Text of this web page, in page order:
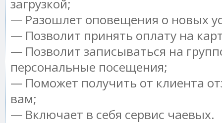
загрузкой;
— Разошлет оповещения о новых
— Позволит принять оплату на
— Позволит записываться на
персональные посещения;
— Поможет получить от клиента
вам;
— Включает в себя сервис чаевых.